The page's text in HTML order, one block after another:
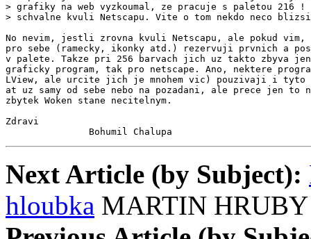
> grafiky na web vyzkoumal, ze pracuje s paletou 216 !
> schvalne kvuli Netscapu. Vite o tom nekdo neco
No nevim, jestli zrovna kvuli Netscapu, ale pokud vim,
pro sebe (ramecky, ikonky atd.) rezervuji prvnich a
v palete. Takze pri 256 barvach jich uz takto zbyva
graficky program, tak pro netscape. Ano, nektere
LView, ale urcite jich je mnohem vic) pouzivaji i tyto
at uz samy od sebe nebo na pozadani, ale prece jen to
zbytek Woken stane necitelnym.
Zdravi
               Bohumil Chalupa
Next Article (by Subject):
hloubka MARTIN HRUBY